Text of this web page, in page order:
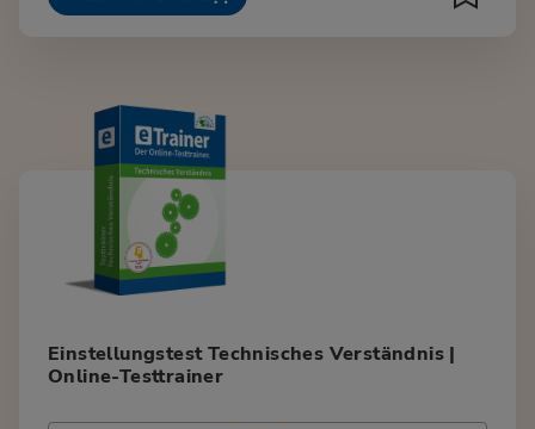
Einstellungstest Technisches Verständnis |
Online-Testtrainer